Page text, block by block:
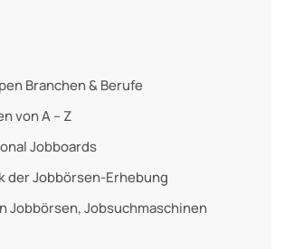
Branchen & Berufe
von A – Z
Jobboards
der Jobbörsen-Erhebung
Jobbörsen, Jobsuchmaschinen